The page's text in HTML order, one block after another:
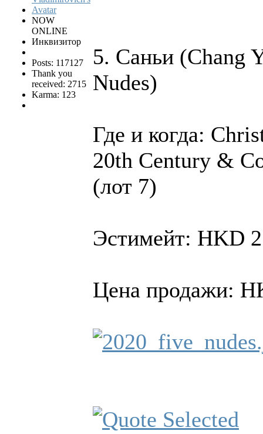
NOW
ONLINE
Инквизитор
Posts: 117127
Thank you
received: 2715
Karma: 123
5. Саньи (Chang
Nudes)
Где и когда:
20th Century &
(лот 7)
Эстимейт: HKD
Цена продажи: